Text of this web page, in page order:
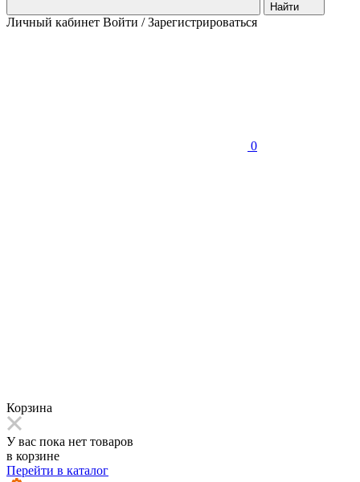
Найти
Личный кабинет Войти / Зарегистрироваться
0
Корзина
У вас пока нет товаров
в корзине
Перейти в каталог